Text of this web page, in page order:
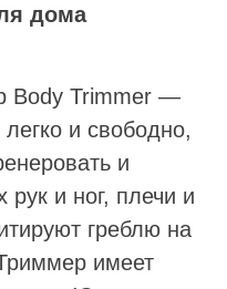
дома
Body Trimmer —
и свободно,
и
и ног, плечи и
греблю на
имеет